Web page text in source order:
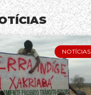
NOTÍCIAS